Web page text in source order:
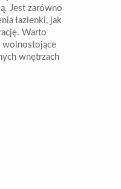
Jest zarówno
łazienki, jak
Warto
wolnostojące
wnętrzach